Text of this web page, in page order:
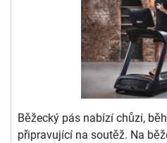
Běžecký pás nabízí chůzi,
připravující na soutěž. Na